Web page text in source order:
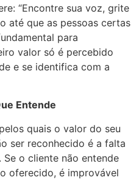
“Encontre sua voz, grite
até que as pessoas certas
para
valor só é percebido
e se identifica com a
Entende
quais o valor do seu
ser reconhecido é a falta
o cliente não entende
oferecido, é improvável